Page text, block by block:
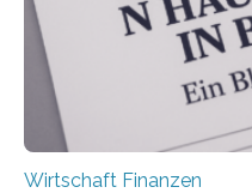
Nachfolgeregelung
bereits Regelungen…
Wirtschaft Finanzen